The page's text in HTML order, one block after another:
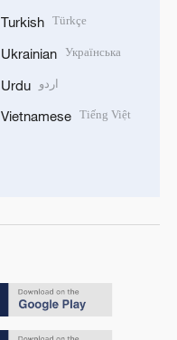
Turkish Türkçe
Ukrainian Українська
Urdu اردو
Vietnamese Tiếng Việt